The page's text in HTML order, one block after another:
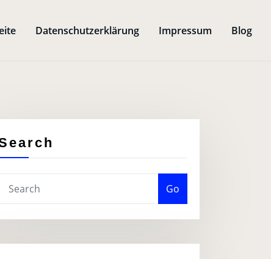
Datenschutzerklärung Impressum Blog
Go